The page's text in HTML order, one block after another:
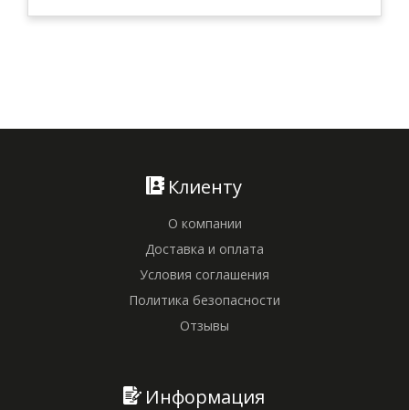
Клиенту
О компании
Доставка и оплата
Условия соглашения
Политика безопасности
Отзывы
Информация